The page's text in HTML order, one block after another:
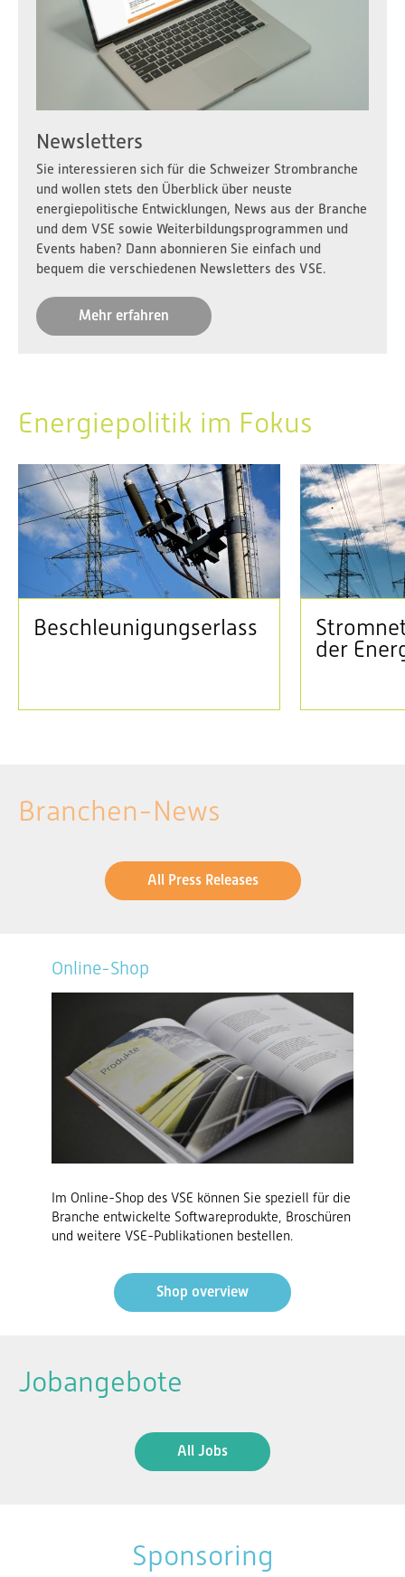
Newsletters
Sie interessieren sich für die Schweizer Strombranche
und wollen stets den Überblick über neuste
energiepolitische Entwicklungen, News aus der Branche
und dem VSE sowie Weiterbildungsprogrammen und
Events haben? Dann abonnieren Sie einfach und
bequem die verschiedenen Newsletters des VSE.
Mehr erfahren
Energiepolitik im Fokus
Beschleunigungserlass
der
Branchen-News
All Press Releases
Online-Shop
Im Online-Shop des VSE können Sie speziell für die
Branche entwickelte Softwareprodukte, Broschüren
und weitere VSE-Publikationen bestellen.
Shop overview
Jobangebote
All Jobs
Sponsoring